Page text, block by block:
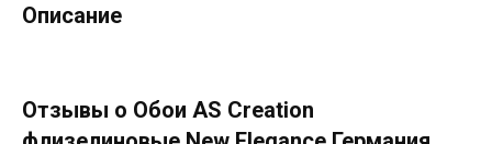
Описание
Отзывы о Обои AS Creation